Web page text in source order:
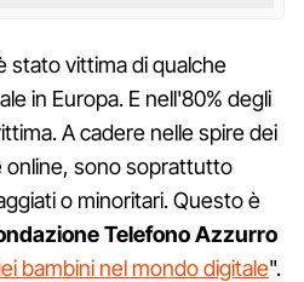
stato vittima di qualche
in Europa. E nell'80% degli
A cadere nelle spire dei
online, sono soprattutto
o minoritari. Questo è
Telefono Azzurro
bambini nel mondo digitale".